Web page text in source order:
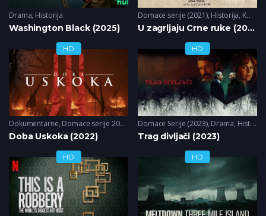
Drama, Historija
Washington Black (2025)
Domace serije (2021), Historija, Komedija
U zagrljaju Crne ruke (2021)
HD
Dokumentarne, Domace serije 2022 Historija
Doba Uskoka (2022)
HD
Domace Serije (2023), Drama, Historija
Trag divljači (2023)
HD HD